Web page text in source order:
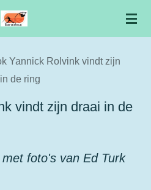
Yannick Rolvink vindt zijn
de ring
vindt zijn draai in de
foto's van Ed Turk